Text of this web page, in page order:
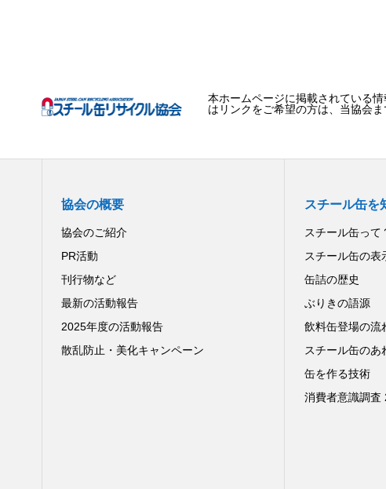
本ホームページに掲載されている
はリンクをご希望の方は、当協会
協会の概要
協会のご紹介
PR活動
刊行物など
最新の活動報告
2025年度の活動報告
散乱防止・美化キャンペーン
スチール缶を
スチール缶って
スチール缶の表
缶詰の歴史
ぶりきの語源
飲料缶登場の流
スチール缶のあ
缶を作る技術
消費者意識調査